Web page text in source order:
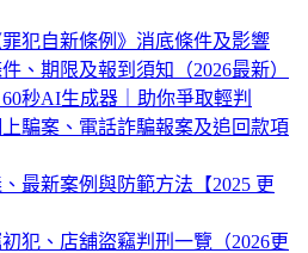
犯自新條例》消底條件及影響
、期限及報到須知（2026最新）
秒AI生成器｜助你爭取輕判
騙案、電話詐騙報案及追回款項
最新案例與防範方法【2025 更
犯、店舖盜竊判刑一覽（2026更